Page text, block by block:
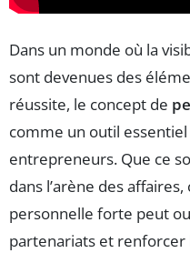
Dans un monde où la
sont devenues des
réussite, le concept de
comme un outil
entrepreneurs. Que ce
dans l’arène des
personnelle forte peut
partenariats et renforcer